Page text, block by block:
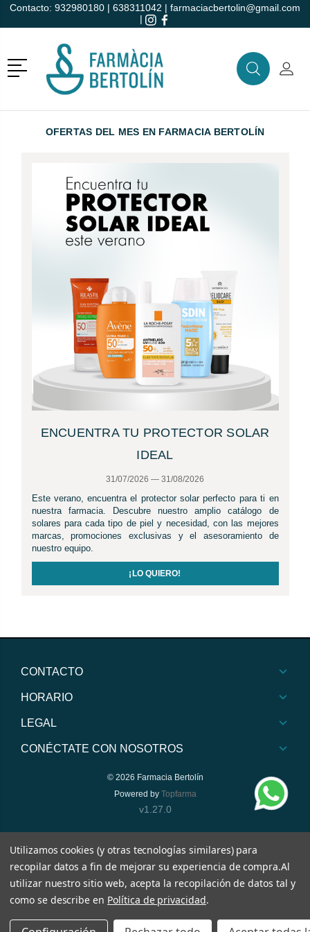
Contacto: 932980180 | 638311042 | farmaciacbertolin@gmail.com
|
Menú
BuscarMi
OFERTAS DEL MES EN FARMACIA BERTOLÍN
ENCUENTRA TU PROTECTOR SOLAR
IDEAL
31/07/2026 — 31/08/2026
Este verano, encuentra el protector solar perfecto para ti en
nuestra farmacia. Descubre nuestro amplio catálogo de
solares para cada tipo de piel y necesidad, con las mejores
marcas, promociones exclusivas y el asesoramiento de
nuestro equipo.
¡LO QUIERO!
CONTACTO
HORARIO
LEGAL
CONÉCTATE CON NOSOTROS
© 2026 Farmacia Bertolín
Powered by Topfarma
v1.27.0
Utilizamos cookies (y otras tecnologías similares) para
recopilar datos a fin de mejorar su experiencia de compra.Al
utilizar nuestro sitio web, acepta la recopilación de datos tal y
como se describe en Política de privacidad.